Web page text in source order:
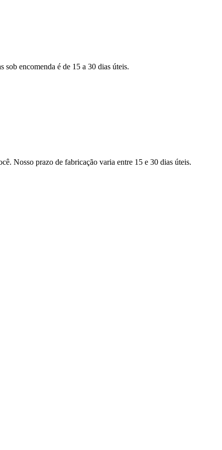
sob encomenda é de 15 a 30 dias úteis.
Nosso prazo de fabricação varia entre 15 e 30 dias úteis.